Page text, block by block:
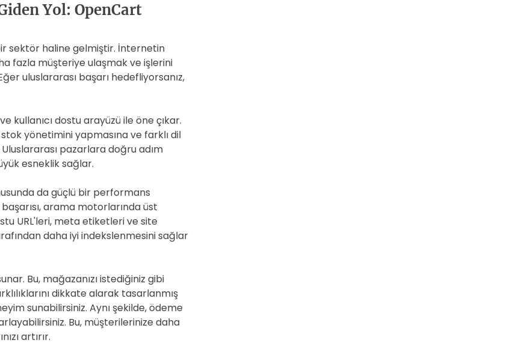
Yol: OpenCart
sektör haline gelmiştir. İnternetin
fazla müşteriye ulaşmak ve işlerini
uluslararası başarı hedefliyorsanız,
dostu arayüzü ile öne çıkar.
yönetimini yapmasına ve farklı dil
pazarlara doğru adım
esneklik sağlar.
da güçlü bir performans
arama motorlarında üst
URL'leri, meta etiketleri ve site
daha iyi indekslenmesini sağlar
Bu, mağazanızı istediğiniz gibi
dikkate alarak tasarlanmış
sunabilirsiniz. Aynı şekilde, ödeme
Bu, müşterilerinize daha
artırır.